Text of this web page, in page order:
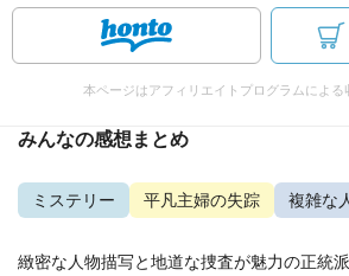
本ページはアフィリエイトプログラムによる
みんなの感想まとめ
ミステリー 平凡主婦の失踪 複雑な
緻密な人物描写と地道な捜査が魅力の正統